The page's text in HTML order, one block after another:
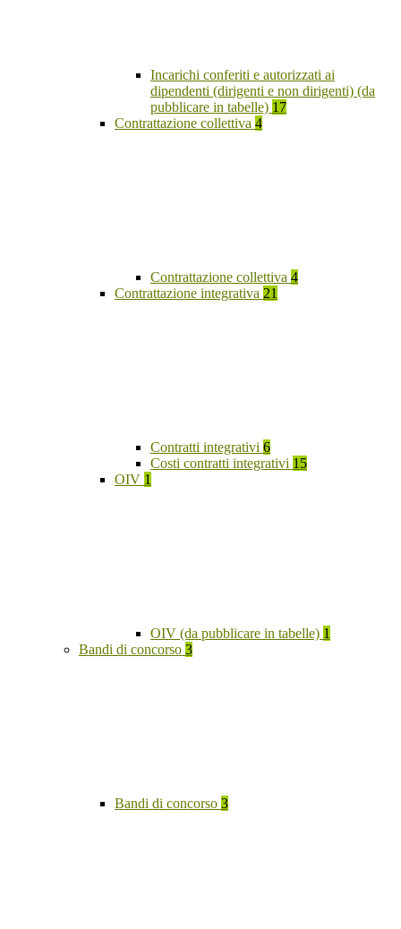
Incarichi conferiti e autorizzati ai
dipendenti (dirigenti e non dirigenti) (da
pubblicare in tabelle) 17
Contrattazione collettiva 4
Contrattazione collettiva 4
Contrattazione integrativa 21
Contratti integrativi 6
Costi contratti integrativi 15
OIV 1
OIV (da pubblicare in tabelle) 1
Bandi di concorso 3
Bandi di concorso 3